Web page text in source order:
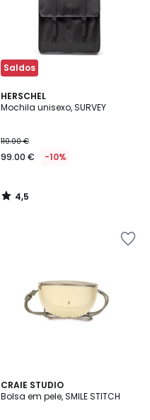
Saldos
HERSCHEL
Mochila unisexo, SURVEY
110.00 €
99.00 € -10%
4,5
/ 5
4,5
/
CRAIE STUDIO
Bolsa em pele, SMILE STITCH